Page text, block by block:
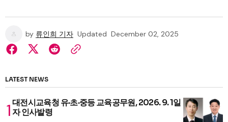
by 류인희 기자 Updated December 02, 2025
LATEST NEWS
대전시교육청 유·초·중등 교육공무원, 2026. 9. 1일
자 인사발령